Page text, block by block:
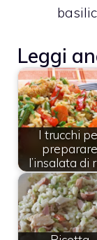
Leggi
I trucchi
preparare
l’insalata di